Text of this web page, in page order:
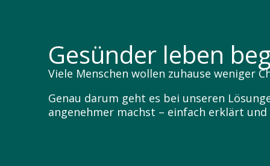
Gesünder leben
Viele Menschen wollen zuhause weniger
Genau darum geht es bei unseren
angenehmer machst – einfach erklärt